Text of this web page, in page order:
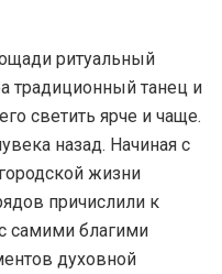
ритуальный
традиционный танец и
светить ярче и чаще.
назад. Начиная с
жизни
причислили к
самими благими
духовной